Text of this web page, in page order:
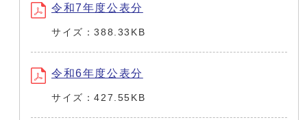
令和7年度公表分
サイズ：388.33KB
令和6年度公表分
サイズ：427.55KB